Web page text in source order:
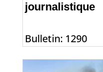
journalistique
Bulletin: 1290